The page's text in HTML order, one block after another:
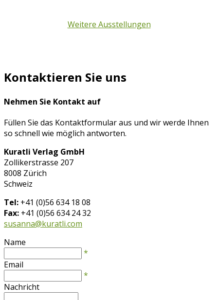
Weitere Ausstellungen
Kontaktieren Sie uns
Nehmen Sie Kontakt auf
Füllen Sie das Kontaktformular aus und wir werde Ihnen
so schnell wie möglich antworten.
Kuratli Verlag GmbH
Zollikerstrasse 207
8008 Zürich
Schweiz
Tel: +41 (0)56 634 18 08
Fax: +41 (0)56 634 24 32
susanna@kuratli.com
Name
*
Email
*
Nachricht